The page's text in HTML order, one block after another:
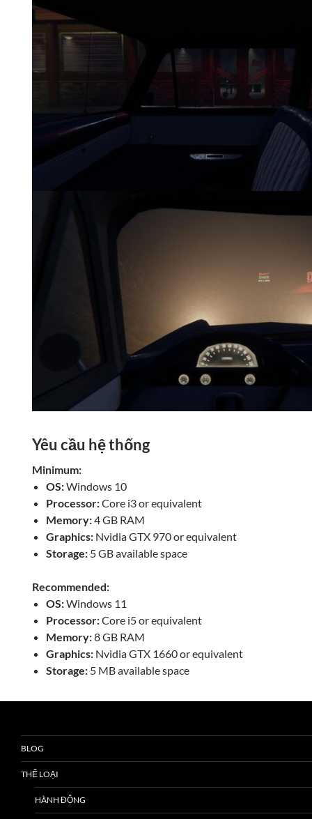
Yêu cầu hệ thống
Minimum:
OS:Windows 10
Processor:Core i3 or equivalent
Memory:4 GB RAM
Graphics: Nvidia GTX 970 or equivalent
Storage: 5 GB available space
Recommended:
OS:Windows 11
Processor:Core i5 or equivalent
Memory:8 GB RAM
Graphics: Nvidia GTX 1660 or equivalent
Storage: 5 MB available space
BLOG
THỂ LOẠI
HÀNH ĐỘNG